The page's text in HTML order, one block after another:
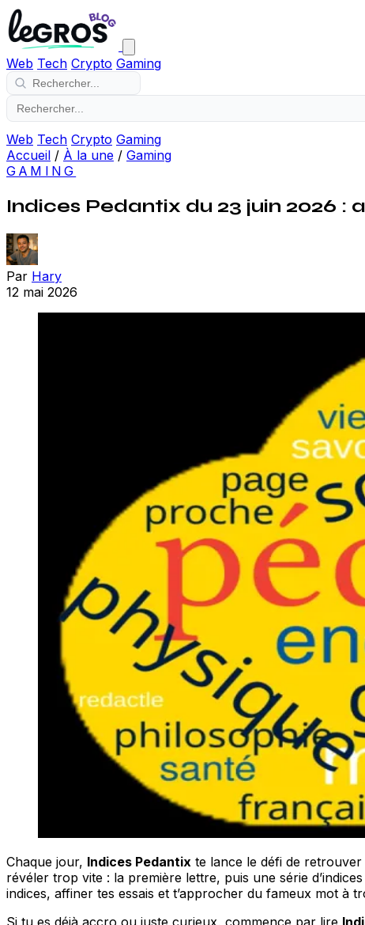
Web Tech Crypto Gaming
Web Tech Crypto Gaming
Accueil / À la une / Gaming
GAMING
Indices Pedantix du 23 juin 2026 :
Par Hary
12 mai 2026
Chaque jour, Indices Pedantix te lance le défi de
révéler trop vite : la première lettre, puis une série
indices, affiner tes essais et t’approcher du fameux mot à
Si tu es déjà accro ou juste curieux, commence par lire